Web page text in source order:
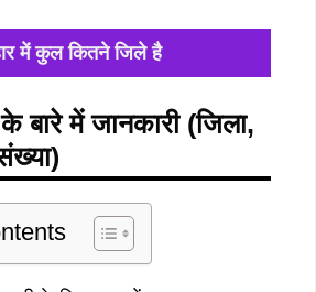
में कुल कितने जिले है
बारे में जानकारी (जिला,